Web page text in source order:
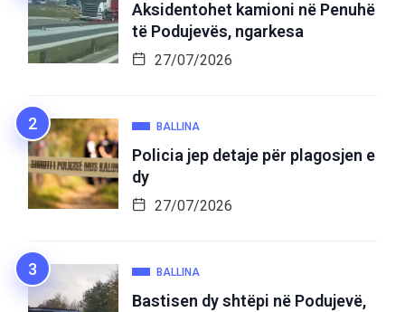
Aksidentohet kamioni në Penuhë
të Podujevës, ngarkesa
27/07/2026
BALLINA
Policia jep detaje për plagosjen e
dy
27/07/2026
BALLINA
Bastisen dy shtëpi në Podujevë,